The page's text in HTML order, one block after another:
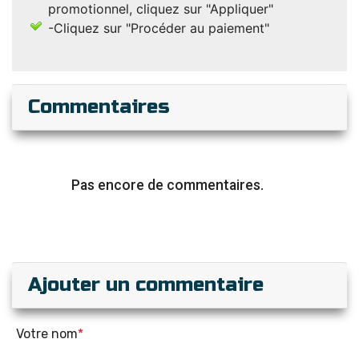
promotionnel, cliquez sur "Appliquer"
-Cliquez sur "Procéder au paiement"
Commentaires
Pas encore de commentaires.
Ajouter un commentaire
Votre nom*